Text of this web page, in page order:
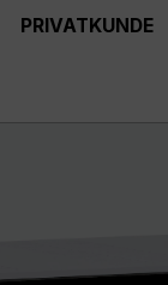
PRIVATKUNDE